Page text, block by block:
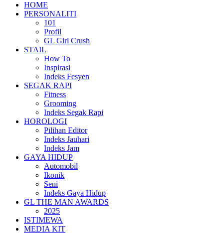
HOME
PERSONALITI
101
Profil
GL Girl Crush
STAIL
How To
Inspirasi
Indeks Fesyen
SEGAK RAPI
Fitness
Grooming
Indeks Segak Rapi
HOROLOGI
Pilihan Editor
Indeks Jauhari
Indeks Jam
GAYA HIDUP
Automobil
Ikonik
Seni
Indeks Gaya Hidup
GL THE MAN AWARDS
2025
ISTIMEWA
MEDIA KIT